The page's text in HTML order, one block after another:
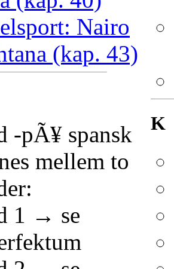
Nairo
(kap. 43)
-pÃ¥ spansk
mellem to
1 → se
K